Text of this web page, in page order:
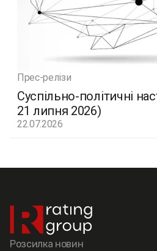
Прес-релізи
Суспільно-політичні
21 липня 2026)
22.07.2026
Розсилка новин